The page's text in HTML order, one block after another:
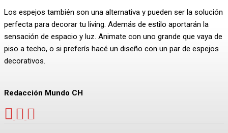
Los espejos también son una alternativa y pueden ser la solución
perfecta para decorar tu living. Además de estilo aportarán la
sensación de espacio y luz. Animate con uno grande que vaya de
piso a techo, o si preferís hacé un diseño con un par de espejos
decorativos.
Redacción Mundo CH